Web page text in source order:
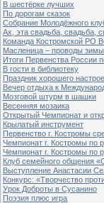
В шестёрке лучших
По дорогам сказок
Собрание Молодёжного
Ах, эта свадьба, свадьба,
Команда Костромской РО
Масленица – проводы
Итоги Первенства
В гости в библиотеку
Праздник хорошего
Вечер отдыха к
Мозговой штурм в шашки
Весенняя мозаика
Открытый Чемпионат и
Крылатый инструмент
Первенство г. Костромы
Чемпионат г. Костромы по
Чемпионат г. Костромы по
Клуб семейного общения
Выступление Анастасии
Конкурс: «Творчество
Урок Доброты в Сусанино
Поэзия плюс игра